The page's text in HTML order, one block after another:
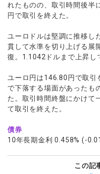
れたものの、取引時間後半
円で取引を終えた。
ユーロドルは堅調に推移し
貫して水準を切り上げる展
復。1.1042ドルまで上昇し
ユーロ円は146.80円で取引
で下落する場面があったも
た。取引時間終盤にかけて
て取引を終えた。
債券
10年長期金利 0.458% (-
この記